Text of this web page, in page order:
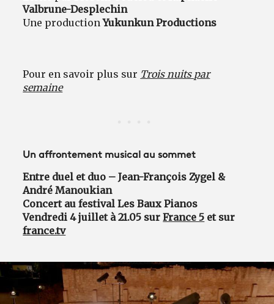
Valbrune-Desplechin
Une productionYukunkun Productions
Pour en savoir plus sur Trois nuits par
semaine
Un affrontement musical au sommet
Entre duel et duo – Jean-François Zygel &
André Manoukian
Concert au festival Les Baux Pianos
Vendredi 4 juillet à 21.05 surFrance 5 et sur
france.tv